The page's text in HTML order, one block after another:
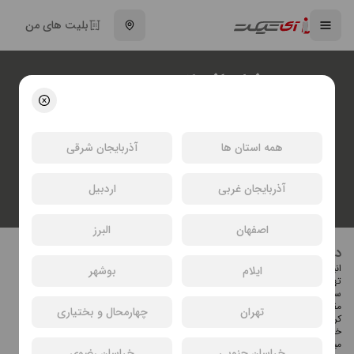
بلیت های من
همه استان ها آذربایجان شرقی
آذربایجان غربی اردبیل
اصفهان البرز
ایلام بوشهر
تهران چهارمحال و بختیاری
فیلم افسانه سپهر
انتخاب سینما و خرید بلیت فیلم افسانه سپهر
درباره فیلم افسانه سپهر
انیمیشن سینمایی «افسانه سپهر» به کارگردانی عماد رحمانی، مهرداد محرابی و
تهیه‌کنندگی مهدی جعفری جوزانی می‌باشد. سرپرست دوبله صداهای این افسانه را
سپهر ترابی برعهده داشته است و کاظم سیاحی، اکبر منانی، شایان شامبیاتی، سعید
مقدم منش، اعظم دلبری، محمد لقمانیان، پارسا کجوری، هستی صلاح آن را همراهی
کرده‌اند.
خلاصه داستان: انیمیشن " افسانه سپهر" داستان پسری نوجوان به نام سپهر را روایت
میکند که برای نجات پدر و مادرش از دست فردی شرور به نام بدنام، به همراه